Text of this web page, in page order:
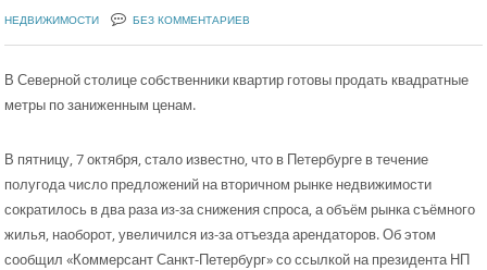
НЕДВИЖИМОСТИ
БЕЗ КОММЕНТАРИЕВ
В Северной столице собственники квартир готовы продать квадратные
метры по заниженным ценам.
В пятницу, 7 октября, стало известно, что в Петербурге в течение
полугода число предложений на вторичном рынке недвижимости
сократилось в два раза из-за снижения спроса, а объём рынка съёмного
жилья, наоборот, увеличился из-за отъезда арендаторов. Об этом
сообщил «Коммерсант Санкт-Петербург» со ссылкой на президента НП